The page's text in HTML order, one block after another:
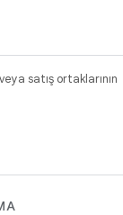
satış ortaklarının